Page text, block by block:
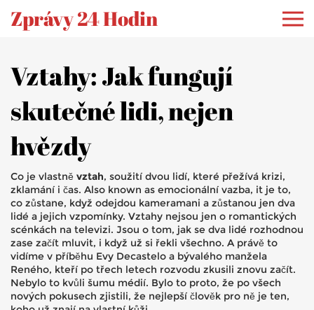
Zprávy 24 Hodin
Vztahy: Jak fungují
skutečné lidi, nejen
hvězdy
Co je vlastně vztah, soužití dvou lidí, které přežívá krizi,
zklamání i čas. Also known as emocionální vazba, it je to,
co zůstane, když odejdou kameramani a zůstanou jen dva
lidé a jejich vzpomínky. Vztahy nejsou jen o romantických
scénkách na televizi. Jsou o tom, jak se dva lidé rozhodnou
zase začít mluvit, i když už si řekli všechno. A právě to
vidíme v příběhu Evy Decastelo a bývalého manžela
Reného, kteří po třech letech rozvodu zkusili znovu začít.
Nebylo to kvůli šumu médií. Bylo to proto, že po všech
nových pokusech zjistili, že nejlepší člověk pro ně je ten,